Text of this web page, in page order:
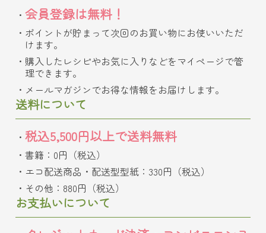
会員登録は無料！
ポイントが貯まって次回のお買い物にお使いいただ
けます。
購入したレシピやお気に入りなどをマイページで管
理できます。
メールマガジンでお得な情報をお届けします。
送料について
税込5,500円以上で送料無料
書籍：0円（税込）
エコ配送商品・配送型型紙：330円（税込）
その他：880円（税込）
お支払いについて